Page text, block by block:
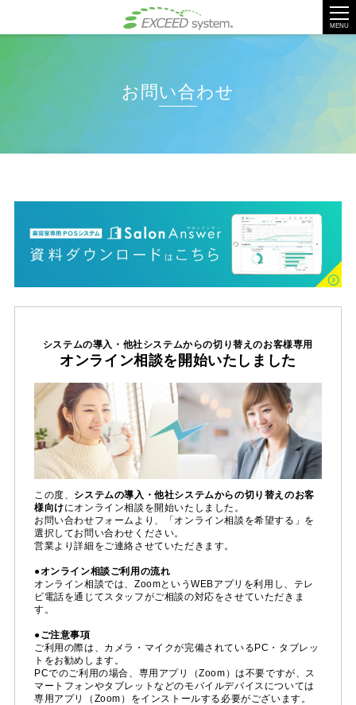
MENU
お問い合わせ
システムの導入・他社システムからの切り替えのお客様専用
オンライン相談を 開始いたしました
この度、 システムの導入・他社システムからの切り替えのお客
様向けにオンライン相談を開始いたしました。
お問い合わせフォームより、「オンライン相談を希望する」を
選択してお問い合わせください。
営業より詳細をご連絡させていただきます。
●オンライン相談ご利用の流れ
オンライン相談では、ZoomというWEBアプリを利用し、テレ
ビ電話を通じてスタッフがご相談の対応をさせていただきま
す。
●ご注意事項
ご利用の際は、カメラ・マイクが完備されているPC・タブレッ
トをお勧めします。
PCでのご利用の場合、専用アプリ（Zoom）は不要ですが、ス
マートフォンやタブレットなどのモバイルデバイスについては
専用アプリ（Zoom）をインストールする必要がございます。